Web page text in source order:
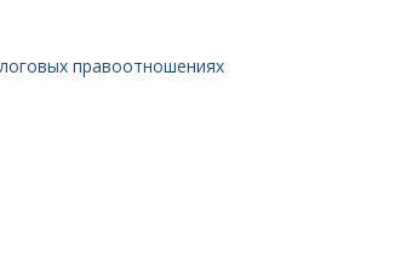
правоотношениях